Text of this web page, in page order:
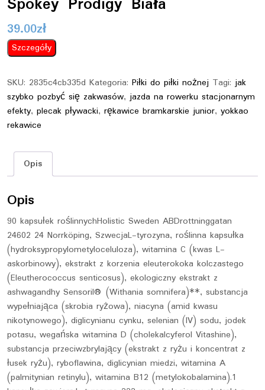
39.00zł
Szczegóły
SKU: 2835c4cb335d Kategoria: Piłki do piłki nożnej Tagi:jak
szybko pozbyć się zakwasów,jazda na rowerku stacjonarnym
efekty, plecak pływacki, rękawice bramkarskie junior, yokkao
rekawice
Opis
Opis
90 kapsułek roślinnychHolistic Sweden ABDrottninggatan
24602 24 Norrköping, SzwecjaL-tyrozyna, roślinna kapsułka
(hydroksypropylometyloceluloza), witamina C (kwas L-
askorbinowy), ekstrakt z korzenia eleuterokoka kolczastego
(Eleutherococcus senticosus), ekologiczny ekstrakt z
ashwagandhy Sensoril® (Withania somnifera)**, substancja
wypełniająca (skrobia ryżowa), niacyna (amid kwasu
nikotynowego), diglicynianu cynku, selenian (IV) sodu, jodek
potasu, wegańska witamina D (cholekalcyferol Vitashine),
substancja przeciwzbrylający (ekstrakt z ryżu i koncentrat z
łusek ryżu), ryboflawina, diglicynian miedzi, witamina A
(palmitynian retinylu), witamina B12 (metylokobalamina).1